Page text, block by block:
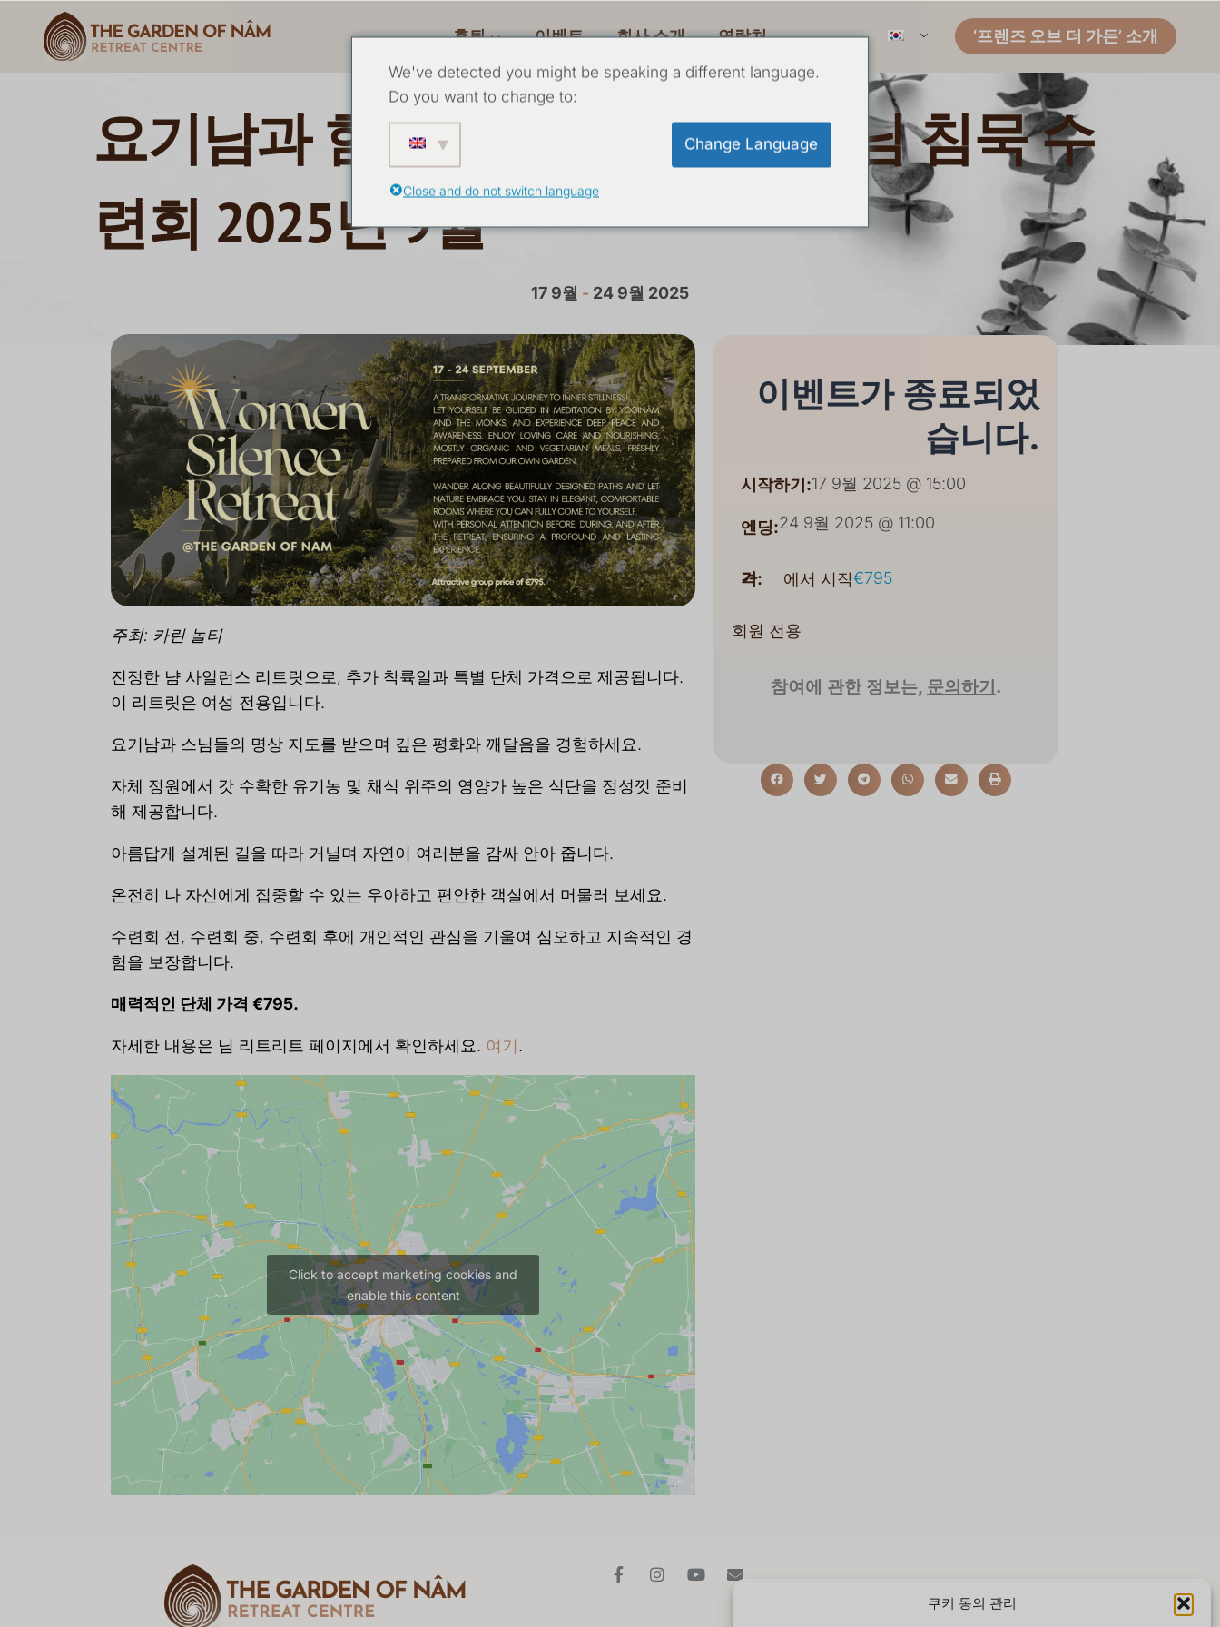
쿠키 동의 관리
후퇴 이벤트 회사 소개 연락처 ‘프렌즈 오브 더 가든’ 소개
요기남과 함께하는 여성을 위한 님 침묵 수
련회 2025년 9월
17 9월 - 24 9월 2025
주최: 카린 놀티
진정한 냠 사일런스 리트릿으로, 추가 착륙일과 특별 단체 가격으로 제공됩니다.
이 리트릿은 여성 전용입니다.
요기남과 스님들의 명상 지도를 받으며 깊은 평화와 깨달음을 경험하세요.
자체 정원에서 갓 수확한 유기농 및 채식 위주의 영양가 높은 식단을 정성껏 준비
해 제공합니다.
아름답게 설계된 길을 따라 거닐며 자연이 여러분을 감싸 안아 줍니다.
온전히 나 자신에게 집중할 수 있는 우아하고 편안한 객실에서 머물러 보세요.
수련회 전, 수련회 중, 수련회 후에 개인적인 관심을 기울여 심오하고 지속적인 경
험을 보장합니다.
매력적인 단체 가격 €795.
자세한 내용은 님 리트리트 페이지에서 확인하세요. 여기.
Click to accept marketing cookies and
enable this content
이벤트가 종료되었
습니다.
시작하기:17 9월 2025 @ 15:00
엔딩:24 9월 2025 @ 11:00
가격: 에서 시작€795
회원 전용
참여에 관한 정보는, 문의하기 .
We've detected you might be speaking a different language.
Do you want to change to:
Change Language
Close and do not switch language